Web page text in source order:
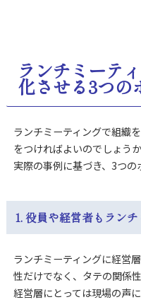
ランチミーテ
化させる3つの
ランチミーティングで組織
をつければよいのでしょうか
実際の事例に基づき、3つの
1. 役員や経営者もラン
ランチミーティングに経営
性だけでなく、タテの関係性
経営層にとっては現場の声